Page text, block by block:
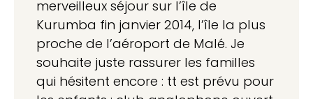
merveilleux séjour sur l’île de
Kurumba fin janvier 2014, l’île la plus
proche de l’aéroport de Malé. Je
souhaite juste rassurer les familles
qui hésitent encore : tt est prévu pour